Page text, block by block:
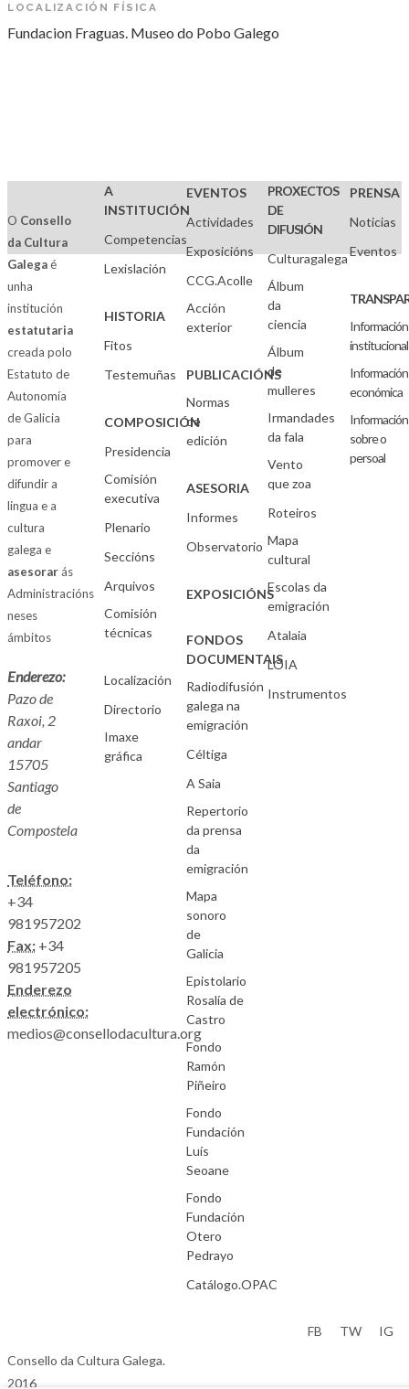
LOCALIZACIÓN FÍSICA
Fundacion Fraguas. Museo do Pobo Galego
O Consello
da Cultura
Galegaé
unha
institución
estatutaria
creada polo
Estatuto de
Autonomía
de Galicia
para
promover e
difundir a
lingua e a
cultura
galega e
asesorarás
Administracións
neses
ámbitos
Enderezo:
Pazo de
Raxoi, 2
andar
15705
Santiago
de
Compostela
Teléfono:
+34
981957202
Fax: +34
981957205
Enderezo
electrónico:
medios@consellodacultura.org
A
INSTITUCIÓN
Competencias
Lexislación
HISTORIA
Fitos
Testemuñas
COMPOSICIÓN
Presidencia
Comisión
executiva
Plenario
Seccións
Arquivos
Comisión
técnicas
Localización
Directorio
Imaxe
gráfica
EVENTOS
Actividades
Exposicións
CCG.Acolle
Acción
exterior
PUBLICACIÓNS
Normas
de
edición
ASESORIA
Informes
Observatorio
EXPOSICIÓNS
FONDOS
DOCUMENTAIS
Radiodifusión
galega na
emigración
Céltiga
A Saia
Repertorio
da prensa
da
emigración
Mapa
sonoro
de
Galicia
Epistolario
Rosalía de
Castro
Fondo
Ramón
Piñeiro
Fondo
Fundación
Luís
Seoane
Fondo
Fundación
Otero
Pedrayo
Catálogo.OPAC
PROXECTOS
DE
DIFUSIÓN
Culturagalega
Álbum
da
ciencia
Álbum
de
mulleres
Irmandades
da fala
Vento
que zoa
Roteiros
Mapa
cultural
Escolas da
emigración
Atalaia
LOIA
Instrumentos
PRENSA
Noticias
Eventos
Información
institucional
Información
económica
Información
sobre o
persoal
Consello da Cultura Galega.
2016
FB TW IG